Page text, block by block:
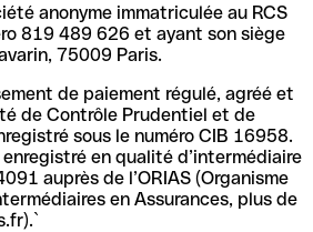
anonyme immatriculée au RCS
819 489 626 et ayant son siège
75009 Paris.
de paiement régulé, agréé et
de Contrôle Prudentiel et de
sous le numéro CIB 16958.
en qualité d’intermédiaire
auprès de l’ORIAS (Organisme
en Assurances, plus de